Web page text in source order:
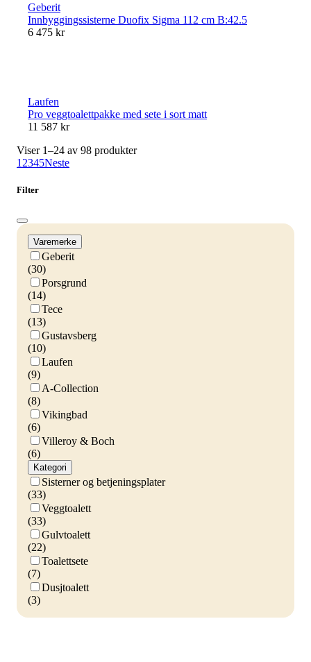
Geberit
Innbyggingssisterne Duofix Sigma 112 cm B:42.5
6 475 kr
Laufen
Pro veggtoalettpakke med sete i sort matt
11 587 kr
Viser 1–24 av 98 produkter
1 2345Neste
Filter
Varemerke
Geberit
(30)
Porsgrund
(14)
Tece
(13)
Gustavsberg
(10)
Laufen
(9)
A-Collection
(8)
Vikingbad
(6)
Villeroy & Boch
(6)
Kategori
Sisterner og betjeningsplater
(33)
Veggtoalett
(33)
Gulvtoalett
(22)
Toalettsete
(7)
Dusjtoalett
(3)